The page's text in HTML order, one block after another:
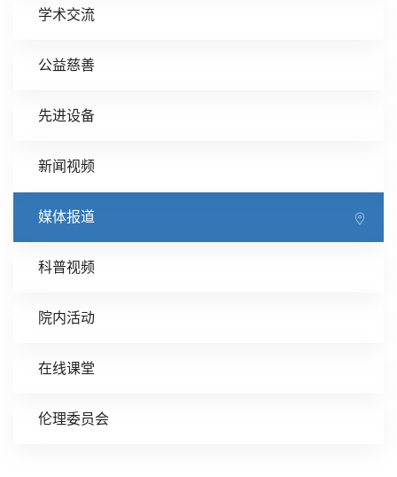
学术交流
公益慈善
先进设备
新闻视频
媒体报道
科普视频
院内活动
在线课堂
伦理委员会